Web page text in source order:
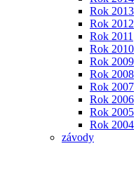
Rok 2013
Rok 2012
Rok 2011
Rok 2010
Rok 2009
Rok 2008
Rok 2007
Rok 2006
Rok 2005
Rok 2004
závody